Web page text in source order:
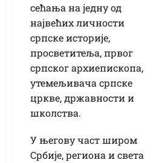
сећања на једну од
највећих личности
српске историје,
просветитеља, првог
српског архиепископа,
утемељивача српске
цркве, државности и
школства.
У његову част широм
Србије, региона и света